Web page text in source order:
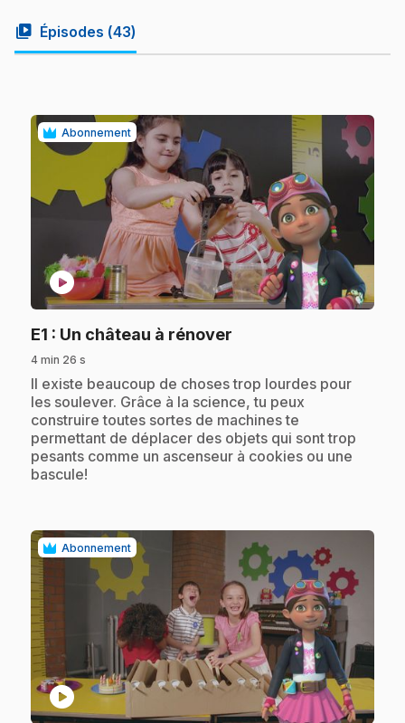
video_library Épisodes (43)
Abonnement
play_circle
E1 : Un château à rénover
4 min 26 s
.Il existe beaucoup de choses trop lourdes pour
les soulever. Grâce à la science, tu peux
construire toutes sortes de machines te
permettant de déplacer des objets qui sont trop
pesants comme un ascenseur à cookies ou une
bascule!
Abonnement
play_circle